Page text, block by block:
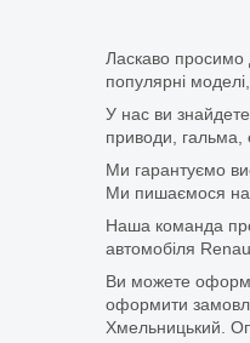
Ласкаво просимо
популярні
У нас ви
приводи, гальма,
Ми гарантуємо
Ми пишаємося
Наша команда
автомобіля
Ви можете
оформити
Хмельницький.